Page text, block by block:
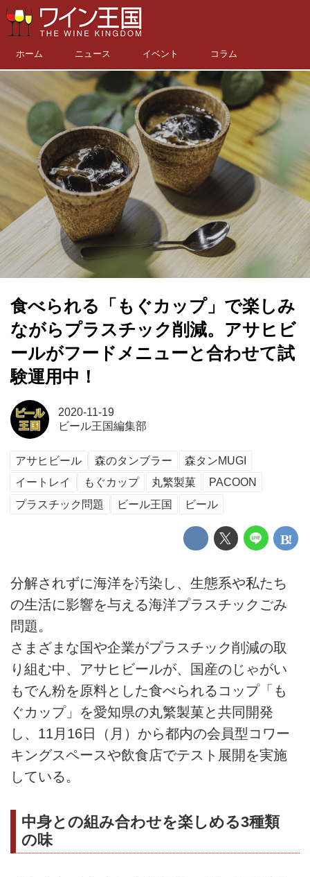
ホーム ニュース イベント コラム
食べられる「もぐカップ」で楽しみ
ながらプラスチック削減。アサヒビ
ールがフードメニューと合わせて試
験運用中！
2020-11-19
ビール王国編集部
アサヒビール 森のタンブラー
森タンMUGI
イートレイ
もぐカップ 丸繁製菓
PACOON
プラスチック問題
ビール王国 ビール
分解されずに海洋を汚染し、生態系や私たち
の生活に影響を与える海洋プラスチックごみ
問題。
さまざまな国や企業がプラスチック削減の取
り組む中、アサヒビールが、国産のじゃがい
もでん粉を原料とした食べられるコップ「も
ぐカップ」を愛知県の丸繁製菓と共同開発
し、11月16日（月）から都内の会員型コワー
キングスペースや飲食店でテスト展開を実施
している。
中身との組み合わせを楽しめる3種類
の味